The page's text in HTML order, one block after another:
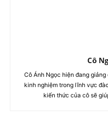
Cô
Cô Ánh Ngọc hiện đang
kinh nghiệm trong lĩnh vực
kiến thức của cô sẽ